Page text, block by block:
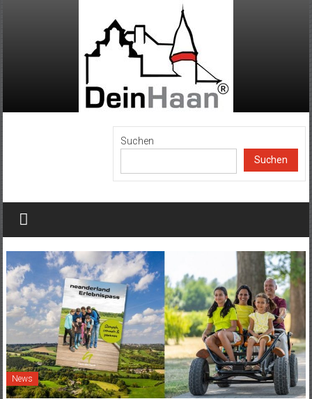
Suchen
Suchen
News